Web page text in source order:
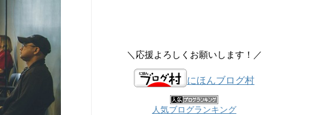
＼応援よろしくお願いします！／
にほんブログ村
人気ブログランキング